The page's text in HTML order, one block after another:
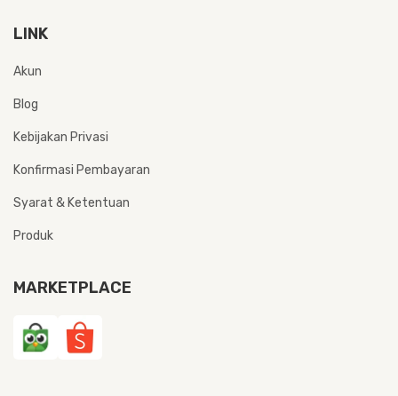
LINK
Akun
Blog
Kebijakan Privasi
Konfirmasi Pembayaran
Syarat & Ketentuan
Produk
MARKETPLACE